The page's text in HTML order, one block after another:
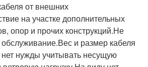
от внешних
на участке дополнительных
опор и прочих конструкций.Не
обслуживание.Вес и размер кабеля
нужды учитывать несущую